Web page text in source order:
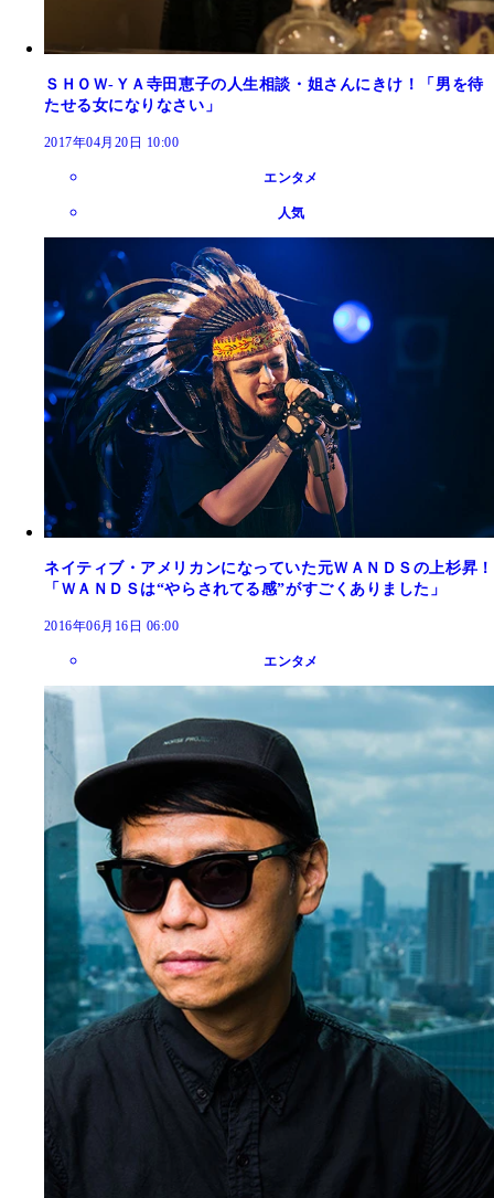
ＳＨＯＷ‐ＹＡ寺田恵子の人生相談・姐さんにきけ！「男を待
たせる女になりなさい」
2017年04月20日 10:00
エンタメ
人気
ネイティブ・アメリカンになっていた元ＷＡＮＤＳの上杉昇！
「ＷＡＮＤＳは“やらされてる感”がすごくありました」
2016年06月16日 06:00
エンタメ